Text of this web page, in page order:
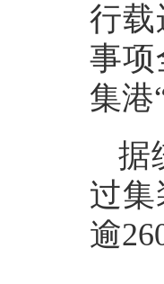
行载
事项
集港
据
过
逾